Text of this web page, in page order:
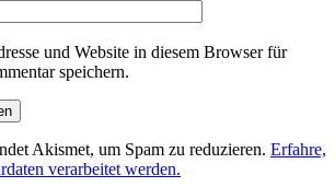
und Website in diesem Browser für
speichern.
Akismet, um Spam zu reduzieren. Erfahre,
verarbeitet werden.